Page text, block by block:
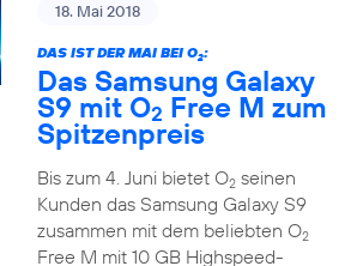
18. Mai 2018
DAS IST DER MAI BEI O2:
Das Samsung Galaxy
S9 mit O2 Free M zum
Spitzenpreis
Bis zum 4. Juni bietet O2seinen
Kunden das Samsung Galaxy S9
zusammen mit dem beliebten O2
Free M mit 10 GB Highspeed-